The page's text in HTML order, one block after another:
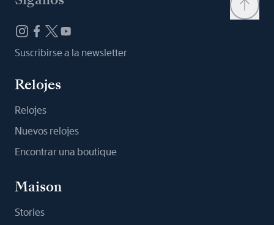
Suscribirse a la newsletter
Relojes
Relojes
Nuevos relojes
Encontrar una boutique
Maison
Stories